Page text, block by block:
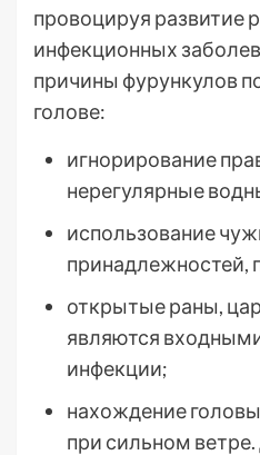
провоцируя развитие
инфекционных
причины фурункулов
голове:
игнорирование
нерегулярные
использование
принадлежностей,
открытые раны,
являются
инфекции;
нахождение
при сильном